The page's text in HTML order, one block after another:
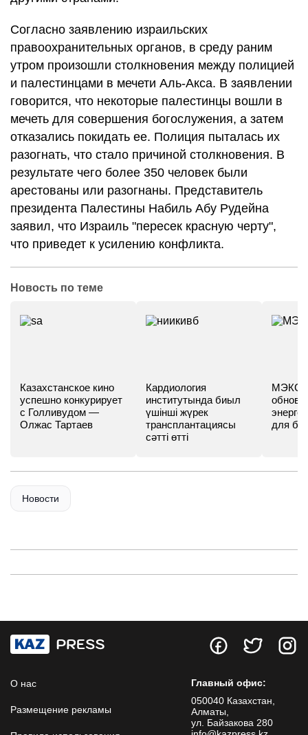
Согласно заявлению израильских
правоохранительных органов, в среду раним
утром произошли столкновения между полицией
и палестинцами в мечети Аль-Акса. В заявлении
говорится, что некоторые палестинцы вошли в
мечеть для совершения богослужения, а затем
отказались покидать ее. Полиция пыталась их
разогнать, что стало причиной столкновения. В
результате чего более 350 человек были
арестованы или разогнаны. Представитель
президента Палестины Набиль Абу Рудейна
заявил, что Израиль "пересек красную черту",
что приведет к усилению конфликта.
Новость по теме
Казахстанское кино
успешно конкурирует
с Голливудом —
Олжас Тартаев
Кардиология
институтында биыл
үшінші жүрек
трансплантациясы
сәтті өтті
МЭКС -
для
Новости
О нас
Размещение рекламы
Главный офис:
050040 Казахстан,
Алматы,
ул. Байзакова 280